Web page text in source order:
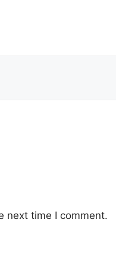
next time I comment.